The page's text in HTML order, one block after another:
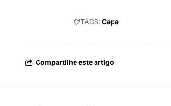
TAGS: Capa
Compartilhe este artigo